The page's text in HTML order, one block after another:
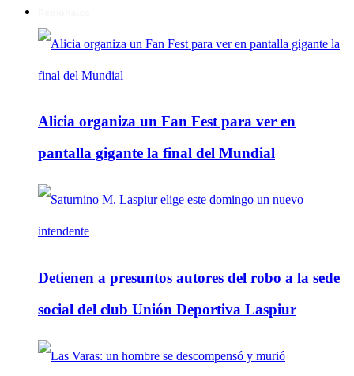
Alicia organiza un Fan Fest para ver en
pantalla gigante la final del Mundial
Detienen a presuntos autores del robo a la sede
social del club Unión Deportiva Laspiur